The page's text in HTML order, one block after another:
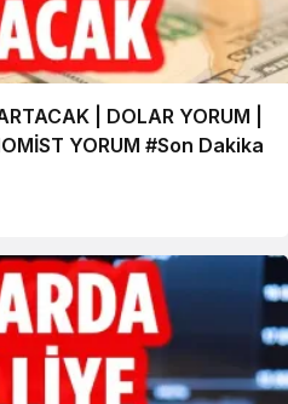
| DOLAR YORUM |
YORUM #Son Dakika